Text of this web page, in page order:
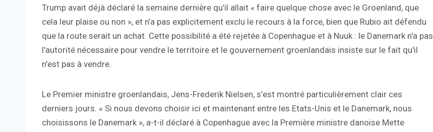
Trump avait déjà déclaré la semaine dernière qu’il allait « faire quelque chose avec le Groenland, que
cela leur plaise ou non », et n’a pas explicitement exclu le recours à la force, bien que Rubio ait défendu
que la route serait un achat. Cette possibilité a été rejetée à Copenhague et à Nuuk : le Danemark n'a pas
l'autorité nécessaire pour vendre le territoire et le gouvernement groenlandais insiste sur le fait qu'il
n'est pas à vendre.
Le Premier ministre groenlandais, Jens-Frederik Nielsen, s’est montré particulièrement clair ces
derniers jours. « Si nous devons choisir ici et maintenant entre les Etats-Unis et le Danemark, nous
choisissons le Danemark », a-t-il déclaré à Copenhague avec la Première ministre danoise Mette